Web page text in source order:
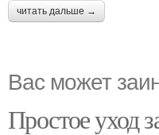
читать дальше →
Вас может
Простое уход